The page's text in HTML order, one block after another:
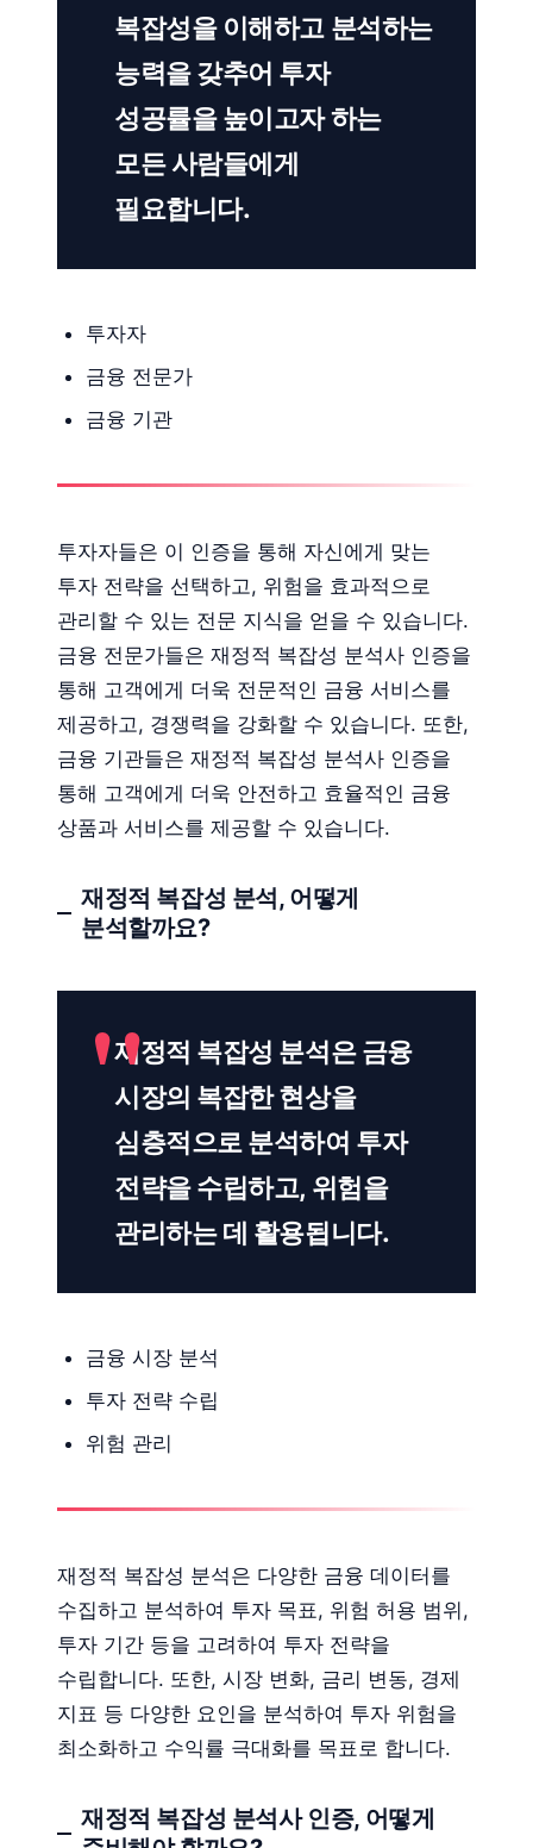
복잡성을 이해하고 분석하는
능력을 갖추어 투자
성공률을 높이고자 하는
모든 사람들에게
필요합니다.
투자자
금융 전문가
금융 기관
투자자들은 이 인증을 통해 자신에게 맞는
투자 전략을 선택하고, 위험을 효과적으로
관리할 수 있는 전문 지식을 얻을 수 있습니다.
금융 전문가들은 재정적 복잡성 분석사 인증을
통해 고객에게 더욱 전문적인 금융 서비스를
제공하고, 경쟁력을 강화할 수 있습니다. 또한,
금융 기관들은 재정적 복잡성 분석사 인증을
통해 고객에게 더욱 안전하고 효율적인 금융
상품과 서비스를 제공할 수 있습니다.
재정적 복잡성 분석, 어떻게
분석할까요?
재정적 복잡성 분석은 금융
시장의 복잡한 현상을
심층적으로 분석하여 투자
전략을 수립하고, 위험을
관리하는 데 활용됩니다.
금융 시장 분석
투자 전략 수립
위험 관리
재정적 복잡성 분석은 다양한 금융 데이터를
수집하고 분석하여 투자 목표, 위험 허용 범위,
투자 기간 등을 고려하여 투자 전략을
수립합니다. 또한, 시장 변화, 금리 변동, 경제
지표 등 다양한 요인을 분석하여 투자 위험을
최소화하고 수익률 극대화를 목표로 합니다.
재정적 복잡성 분석사 인증, 어떻게